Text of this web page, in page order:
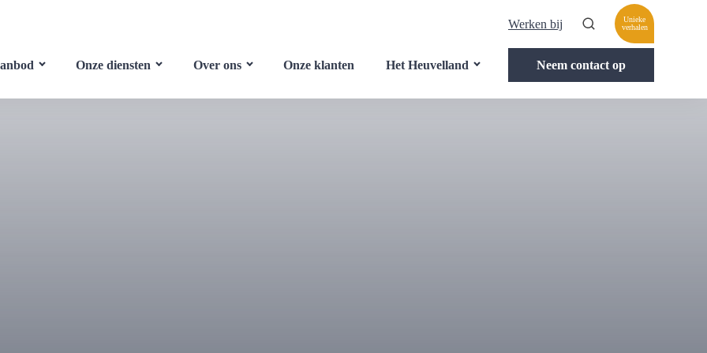
Werken bij
Unieke
verhalen
Onze diensten Over ons Onze klanten Het Heuvelland Neem contact op